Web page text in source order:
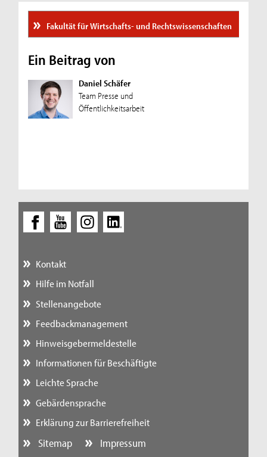
Fakultät für Wirtschafts- und Rechtswissenschaften
Ein Beitrag von
Daniel Schäfer
Team Presse und
Öffentlichkeitsarbeit
Kontakt
Hilfe im Notfall
Stellenangebote
Feedbackmanagement
Hinweisgebermeldestelle
Informationen für Beschäftigte
Leichte Sprache
Gebärdensprache
Erklärung zur Barrierefreiheit
Sitemap Impressum